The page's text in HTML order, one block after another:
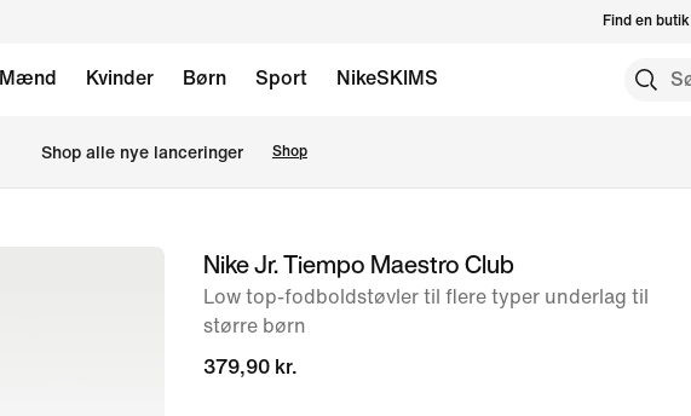
Find en butik
Mænd Kvinder Børn Sport NikeSKIMS
Shop alle nye lanceringer Shop
billedeNike Jr. Tiempo Maestro Club
Low top-fodboldstøvler til flere typer underlag til
større børn
379,90 kr.